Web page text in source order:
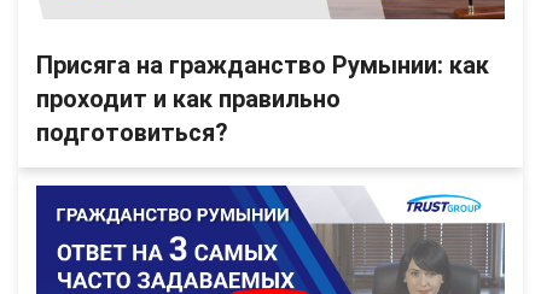
Присяга на гражданство Румынии: как
проходит и как правильно
подготовиться?